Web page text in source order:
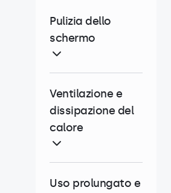
Pulizia dello
schermo
Ventilazione e
dissipazione del
calore
Uso prolungato e